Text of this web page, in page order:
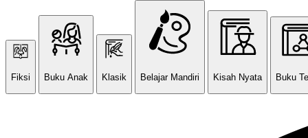
Fiksi Buku Anak Klasik Belajar Mandiri Kisah Nyata Buku